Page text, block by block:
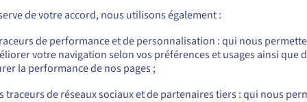
experts à votre service pour
accompagner dans vos
Un large réseau de
us.ovhcloud.com/
Anglais USD - $
ou
de votre accord, nous utilisons également :
de performance et de personnalisation : qui nous
votre navigation selon vos préférences et usages ainsi que
la performance de nos pages ;
traceurs de réseaux sociaux et de partenaires tiers : qui nous